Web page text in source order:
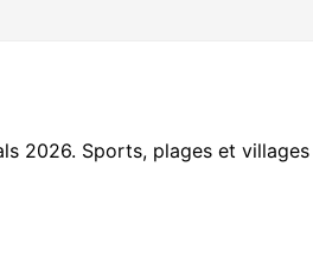
2026. Sports, plages et